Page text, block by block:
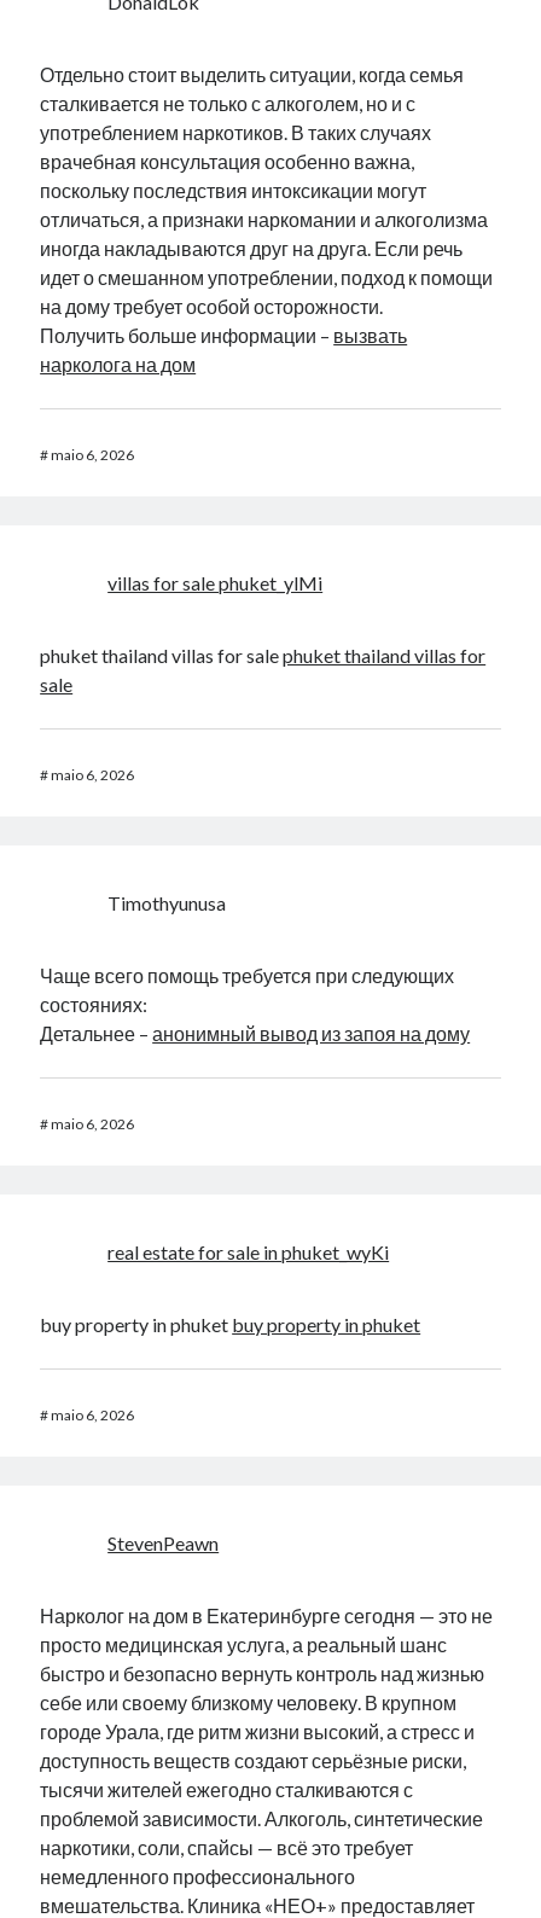
Отдельно стоит выделить ситуации, когда семья
сталкивается не только с алкоголем, но и с
употреблением наркотиков. В таких случаях
врачебная консультация особенно важна,
поскольку последствия интоксикации могут
отличаться, а признаки наркомании и алкоголизма
иногда накладываются друг на друга. Если речь
идет о смешанном употреблении, подход к помощи
на дому требует особой осторожности.
Получить больше информации – вызвать
нарколога на дом
#maio 6, 2026
villas for sale phuket_ylMi
phuket thailand villas for salephuket thailand villas for
sale
#maio 6, 2026
Timothyunusa
Чаще всего помощь требуется при следующих
состояниях:
Детальнее –анонимный вывод из запоя на дому
#maio 6, 2026
real estate for sale in phuket_wyKi
buy property in phuket buy property in phuket
#maio 6, 2026
StevenPeawn
Нарколог на дом в Екатеринбурге сегодня — это не
просто медицинская услуга, а реальный шанс
быстро и безопасно вернуть контроль над жизнью
себе или своему близкому человеку. В крупном
городе Урала, где ритм жизни высокий, а стресс и
доступность веществ создают серьёзные риски,
тысячи жителей ежегодно сталкиваются с
проблемой зависимости. Алкоголь, синтетические
наркотики, соли, спайсы — всё это требует
немедленного профессионального
вмешательства. Клиника «НЕО+» предоставляет